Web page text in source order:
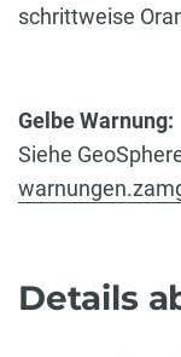
schrittweise
Gelbe Warnung:
Siehe
Details